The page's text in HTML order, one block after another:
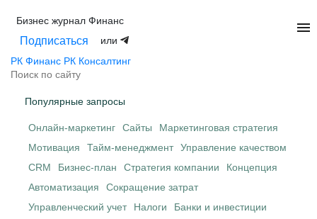
menu
Бизнес журнал Финанс
Подписаться
или
РК Финанс РК Консалтинг
Популярные запросы
Онлайн-маркетинг Сайты
Маркетинговая стратегия
Мотивация
Тайм-менеджмент
Управление качеством
CRM
Бизнес-план Стратегия компании
Концепция
Автоматизация
Сокращение затрат
Управленческий учет
Налоги
Банки и инвестиции